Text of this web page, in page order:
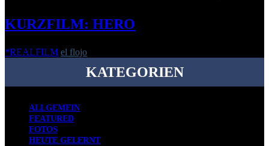
KURZFILM: HERO
*REALFILM el flojo
KATEGORIEN
ALLGEMEIN
FEATURED
FOTOS
HEUTE GELERNT